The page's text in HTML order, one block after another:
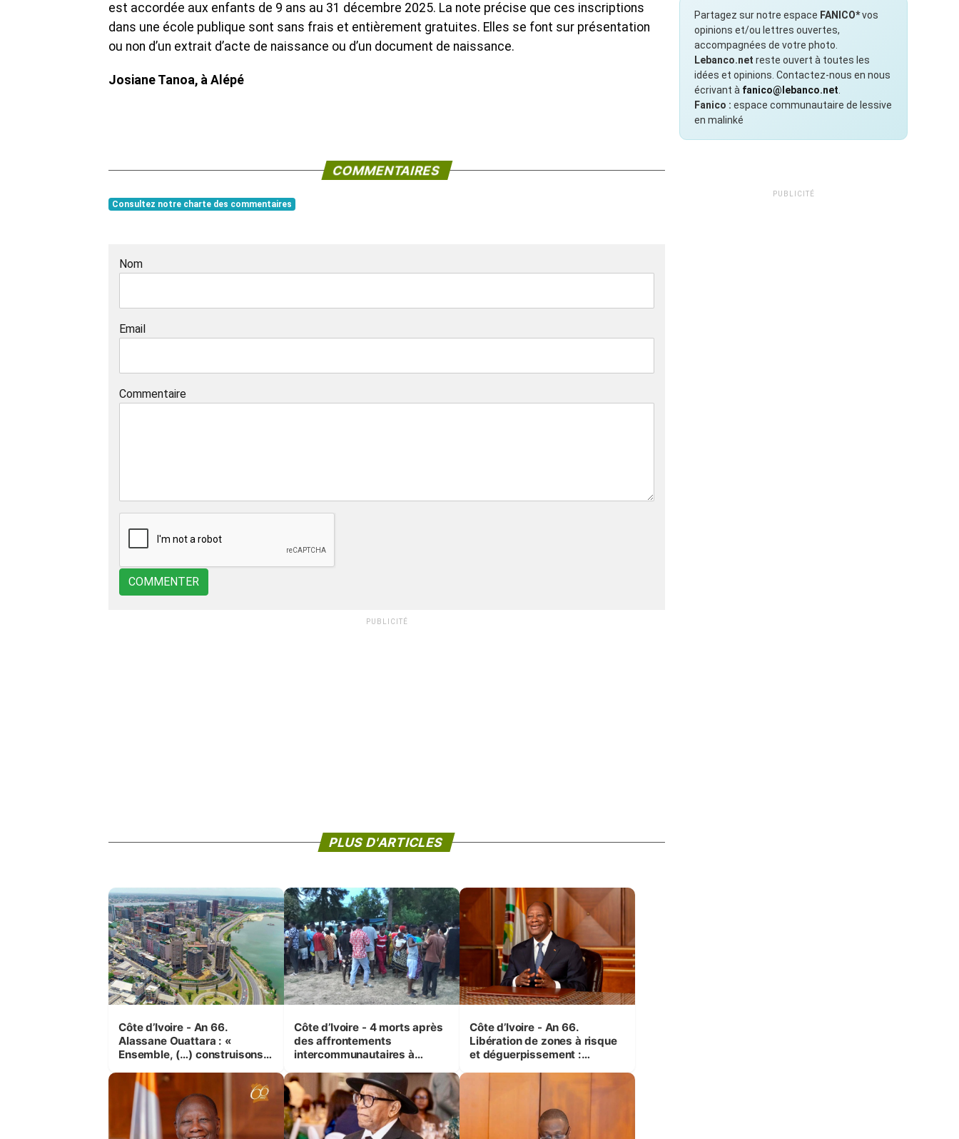
est accordée aux enfants de 9 ans au 31 décembre 2025. La note précise que ces inscriptions
dans une école publique sont sans frais et entièrement gratuites. Elles se font sur présentation
ou non d’un extrait d’acte de naissance ou d’un document de naissance.
Josiane Tanoa, à Alépé
COMMENTAIRES
Consultez notre charte des commentaires
Nom
Email
Commentaire
COMMENTER
PUBLICITÉ
PLUS D'ARTICLES
Côte d’Ivoire - An 66.
Alassane Ouattara : «
Ensemble, (…) construisons
mêmes et pour les
générations futures »
Côte d’Ivoire - 4 morts après
des affrontements
intercommunautaires à
correspondant au milieu des
sinistrés
Côte d’Ivoire - An 66.
Libération de zones à risque
et déguerpissement :
respect de l'Etat de droit pour
préserver les vies humaines
Partagez sur notre espace FANICO*vos
opinions et/ou lettres ouvertes,
accompagnées de votre photo.
Lebanco.net reste ouvert à toutes les
idées et opinions. Contactez-nous en nous
écrivant à fanico@lebanco.net
Fanico : espace communautaire de lessive
en malinké
PUBLICITÉ